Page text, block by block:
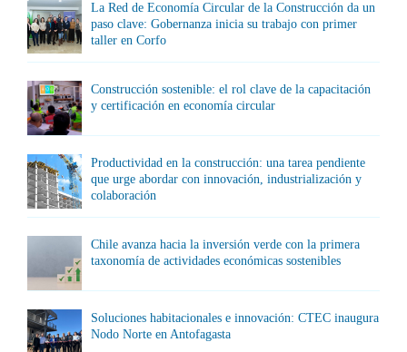
La Red de Economía Circular de la Construcción da un
paso clave: Gobernanza inicia su trabajo con primer
taller en Corfo
Construcción sostenible: el rol clave de la capacitación
y certificación en economía circular
Productividad en la construcción: una tarea pendiente
que urge abordar con innovación, industrialización y
colaboración
Chile avanza hacia la inversión verde con la primera
taxonomía de actividades económicas sostenibles
Soluciones habitacionales e innovación: CTEC inaugura
Nodo Norte en Antofagasta